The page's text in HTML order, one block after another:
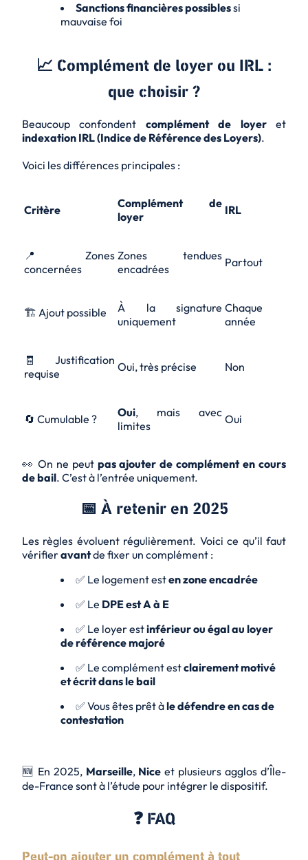
Sanctions financières possiblessi
mauvaise foi
📈 Complément de loyer ou IRL :
que choisir ?
Beaucoup confondent complément de loyeret
indexation IRL (Indice de Référence des Loyers).
Voici les différences principales :
Critère
Complément de
loyer
IRL
📍 Zones
concernées
Zones tendues
encadrées
Partout
🏗️ Ajout possible
À la signature
uniquement
Chaque
année
🧾 Justification
requise
Oui, très précise Non
🔄 Cumulable ? Oui, mais avec
limites
Oui
👀 On ne peut pas ajouter de complément en cours
de bail. C’est à l’entrée uniquement.
📅 À retenir en 2025
Les règles évoluent régulièrement. Voici ce qu’il faut
vérifieravantde fixer un complément :
✅ Le logement esten zone encadrée
✅ Le DPE est A à E
✅ Le loyer estinférieur ou égal au loyer
de référence majoré
✅ Le complément estclairement motivé
et écrit dans le bail
✅ Vous êtes prêt àle défendre en cas de
contestation
🆕 En 2025, Marseille, Nice et plusieurs agglos d’Île-
de-France sont à l’étude pour intégrer le dispositif.
❓ FAQ